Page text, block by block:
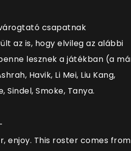
csapatnak
az is, hogy elvileg az alábbi
lesznek a játékban (a
Havik, Li Mei, Liu Kang,
Sindel, Smoke, Tanya.
enjoy. This roster comes from